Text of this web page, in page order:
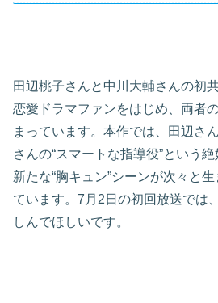
田辺桃子さんと中川大輔さんの初
恋愛ドラマファンをはじめ、両者
まっています。本作では、田辺さん
さんの“スマートな指導役”という
新たな“胸キュン”シーンが次々と
ています。7月2日の初回放送では
しんでほしいです。